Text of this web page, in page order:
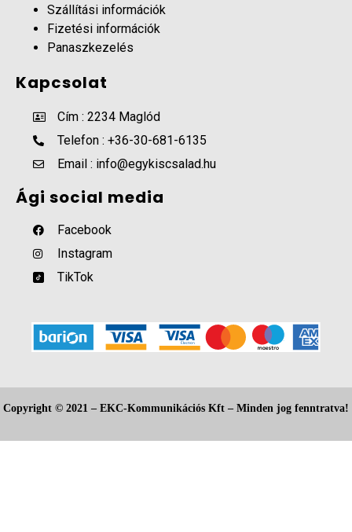
Szállítási információk
Fizetési információk
Panaszkezelés
Kapcsolat
Cím : 2234 Maglód
Telefon : +36-30-681-6135
Email : info@egykiscsalad.hu
Ági social media
Facebook
Instagram
TikTok
Copyright © 2021 – EKC-Kommunikációs Kft – Minden jog fenntratva!